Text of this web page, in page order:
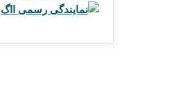
نمایندگی رسمی ااگ